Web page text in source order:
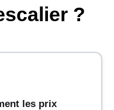
?
les prix